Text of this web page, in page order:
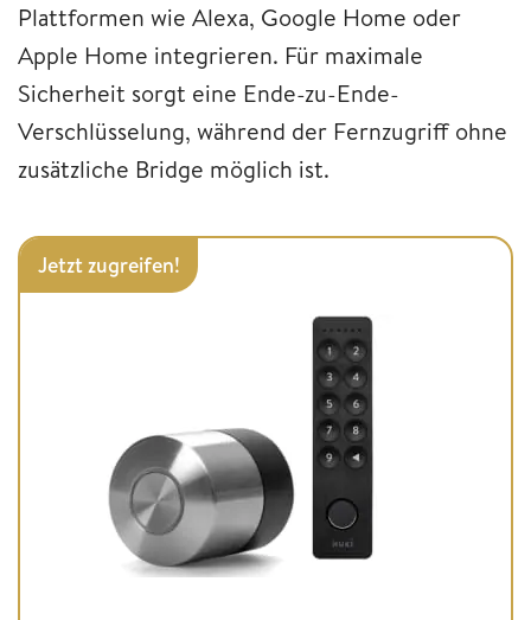
Plattformen wie Alexa, Google Home oder
Apple Home integrieren. Für maximale
Sicherheit sorgt eine Ende-zu-Ende-
Verschlüsselung, während der Fernzugriff ohne
zusätzliche Bridge möglich ist.
Jetzt zugreifen!